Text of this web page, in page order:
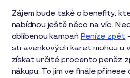
Zájem bude také o benefity,
nabídnou ještě něco na víc.
oblíbenou kampaň Peníze zpět
stravenkových karet mohou u
získat určité procento peněz
nákupu. To jim ve finále